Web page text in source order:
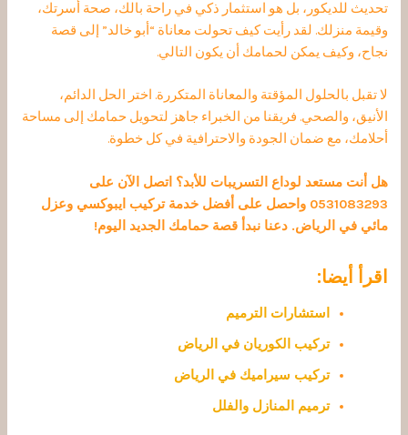
تحديث للديكور، بل هو استثمار ذكي في راحة بالك، صحة أسرتك،
وقيمة منزلك. لقد رأيت كيف تحولت معاناة “أبو خالد” إلى قصة
نجاح، وكيف يمكن لحمامك أن يكون التالي.
لا تقبل بالحلول المؤقتة والمعاناة المتكررة. اختر الحل الدائم،
الأنيق، والصحي. فريقنا من الخبراء جاهز لتحويل حمامك إلى مساحة
أحلامك، مع ضمان الجودة والاحترافية في كل خطوة.
هل أنت مستعد لوداع التسريبات للأبد؟ اتصل الآن على
0531083293 واحصل على أفضل خدمة تركيب ايبوكسي وعزل
مائي في الرياض. دعنا نبدأ قصة حمامك الجديد اليوم!
اقرأ أيضا:
استشارات الترميم
تركيب الكوريان في الرياض
تركيب سيراميك في الرياض
ترميم المنازل والفلل